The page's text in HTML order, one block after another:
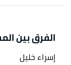
الفرق بين
إسراء خليل